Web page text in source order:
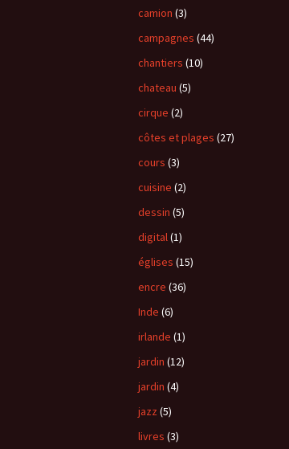
camion (3)
campagnes (44)
chantiers (10)
chateau (5)
cirque (2)
côtes et plages (27)
cours (3)
cuisine (2)
dessin (5)
digital(1)
églises (15)
encre (36)
Inde (6)
irlande (1)
jardin (12)
jardin (4)
jazz (5)
livres (3)